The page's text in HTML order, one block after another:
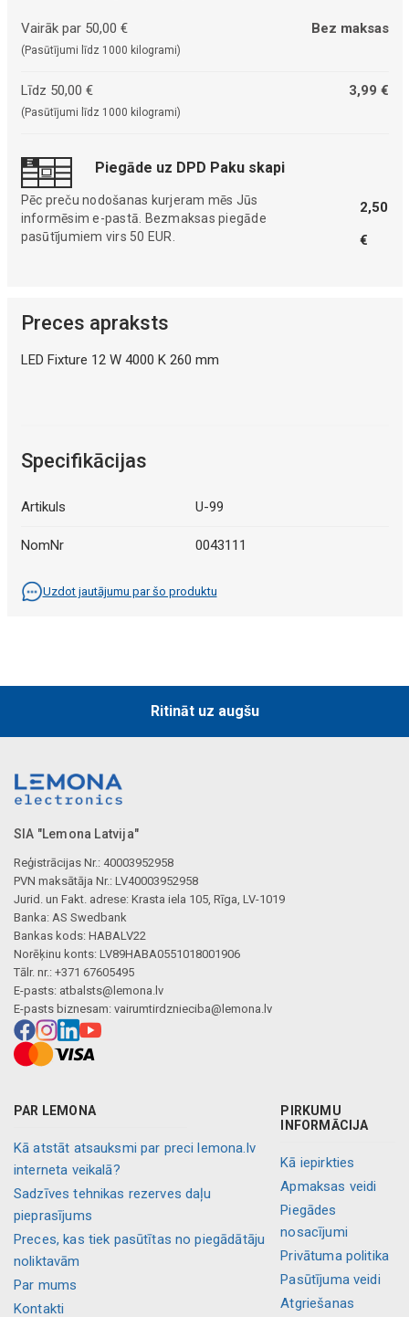
Vairāk par 50,00 €
(Pasūtījumi līdz 1000 kilogrami)
Bez maksas
Līdz 50,00 €
(Pasūtījumi līdz 1000 kilogrami)
3,99 €
Piegāde uz DPD Paku skapi
Pēc preču nodošanas kurjeram mēs Jūs
informēsim e-pastā. Bezmaksas piegāde
pasūtījumiem virs 50 EUR.
2,50
€
Preces apraksts
LED Fixture 12 W 4000 K 260 mm
Specifikācijas
Artikuls U-99
NomNr 0043111
Uzdot jautājumu par šo produktu
Ritināt uz augšu
SIA "Lemona Latvija"
Reģistrācijas Nr.: 40003952958
PVN maksātāja Nr.: LV40003952958
Jurid. un Fakt. adrese: Krasta iela 105, Rīga, LV-1019
Banka: AS Swedbank
Bankas kods: HABALV22
Norēķinu konts: LV89HABA0551018001906
Tālr. nr.: +371 67605495
E-pasts: atbalsts@lemona.lv
E-pasts biznesam: vairumtirdznieciba@lemona.lv
PAR LEMONA
Kā atstāt atsauksmi par preci lemona.lv
interneta veikalā?
Sadzīves tehnikas rezerves daļu
pieprasījums
Preces, kas tiek pasūtītas no piegādātāju
noliktavām
Par mums
Kontakti
PIRKUMU
INFORMĀCIJA
Kā iepirkties
Apmaksas veidi
Piegādes
nosacījumi
Privātuma politika
Pasūtījuma veidi
Atgriešanas